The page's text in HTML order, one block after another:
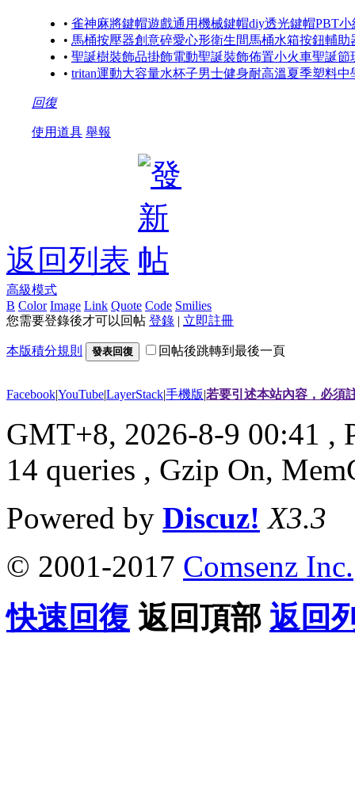
• 雀神麻將鍵帽遊戲通用機械鍵帽diy透光鍵帽PBT小
• 馬桶按壓器創意碎愛心形衛生間馬桶水箱按鈕輔助
• 聖誕樹裝飾品掛飾電動聖誕裝飾佈置小火車聖誕節
• tritan運動大容量水杯子男士健身耐高溫夏季塑料中
回復
使用道具 舉報
返回列表
高級模式
B Color Image Link Quote Code Smilies
您需要登錄後才可以回帖 登錄 | 立即註冊
本版積分規則 發表回復 回帖後跳轉到最後一頁
Facebook|YouTube|LayerStack|手機版|若要引述本站內容，必須
GMT+8, 2026-8-9 00:41 ,
14 queries , Gzip On,
Powered by Discuz! X3.3
© 2001-2017 Comsenz Inc.
快速回復 返回頂部 返回